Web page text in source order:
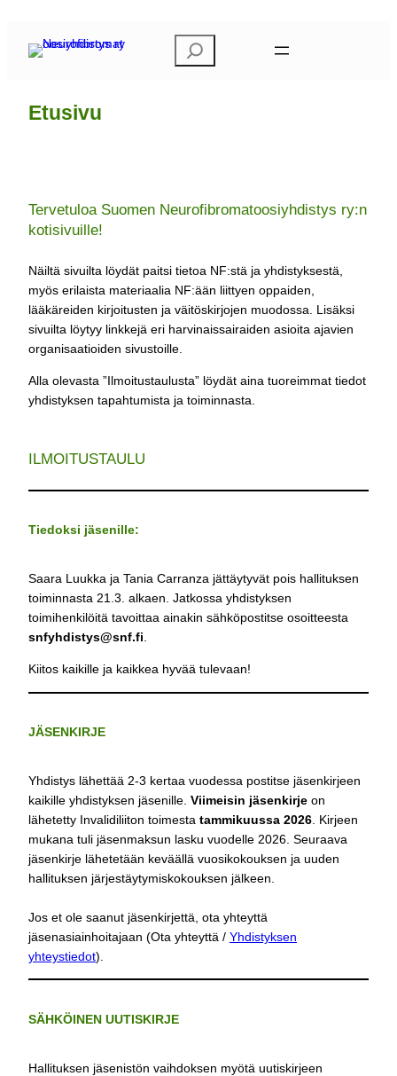
t
Etusivu
Tervetuloa Suomen Neurofibromatoosiyhdistys ry:n
kotisivuille!
Näiltä sivuilta löydät paitsi tietoa NF:stä ja yhdistyksestä,
myös erilaista materiaalia NF:ään liittyen oppaiden,
lääkäreiden kirjoitusten ja väitöskirjojen muodossa. Lisäksi
sivuilta löytyy linkkejä eri harvinaissairaiden asioita ajavien
organisaatioiden sivustoille.
Alla olevasta ”Ilmoitustaulusta” löydät aina tuoreimmat tiedot
yhdistyksen tapahtumista ja toiminnasta.
ILMOITUSTAULU
Tiedoksi jäsenille:
Saara Luukka ja Tania Carranza jättäytyvät pois hallituksen
toiminnasta 21.3. alkaen. Jatkossa yhdistyksen
toimihenkilöitä tavoittaa ainakin sähköpostitse osoitteesta
snfyhdistys@snf.fi
Kiitos kaikille ja kaikkea hyvää tulevaan!
JÄSENKIRJE
Yhdistys lähettää 2-3 kertaa vuodessa postitse jäsenkirjeen
kaikille yhdistyksen jäsenille. Viimeisin jäsenkirje on
lähetetty Invalidiliiton toimesta tammikuussa 2026 . Kirjeen
mukana tuli jäsenmaksun lasku vuodelle 2026. Seuraava
jäsenkirje lähetetään keväällä vuosikokouksen ja uuden
hallituksen järjestäytymiskokouksen jälkeen.
Jos et ole saanut jäsenkirjettä, ota yhteyttä
jäsenasiainhoitajaan (Ota yhteyttä / Yhdistyksen
yhteystiedot).
SÄHKÖINEN UUTISKIRJE
Hallituksen jäsenistön vaihdoksen myötä uutiskirjeen